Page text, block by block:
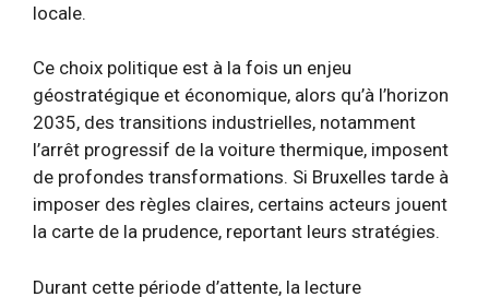
locale.
Ce choix politique est à la fois un enjeu
géostratégique et économique, alors qu’à l’horizon
2035, des transitions industrielles, notamment
l’arrêt progressif de la voiture thermique, imposent
de profondes transformations. Si Bruxelles tarde à
imposer des règles claires, certains acteurs jouent
la carte de la prudence, reportant leurs stratégies.
Durant cette période d’attente, la lecture